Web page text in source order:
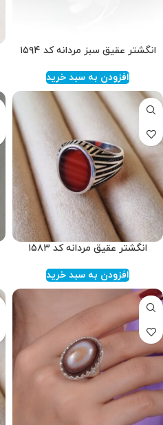
انگشتر عقیق سبز مردانه کد ۱۵۹۴
افزودن به سبد خرید
انگشتر عقیق مردانه کد ۱۵۸۳
افزودن به سبد خرید